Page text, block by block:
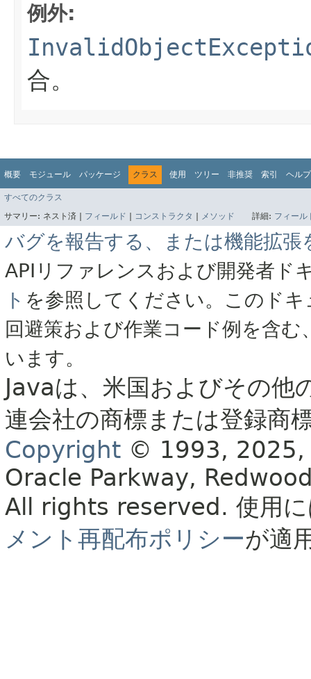
例外:
合。
概要 モジュール パッケージ クラス 使用 ツリー 非推奨 索引 ヘルプ
すべてのクラス
サマリー: ネスト済 | フィールド コンストラクタ メソッド 詳細: フィール
バグを報告する、または機能拡張
APIリファレンスおよび開発者ド
ト を参照してください。このド
回避策および作業コード例を含
います。
Javaは、米国およびその
連会社の商標または登録商
Copyright © 1993, 2025,
Oracle Parkway,
All rights reserved. 使用
メント再配布ポリシーが適